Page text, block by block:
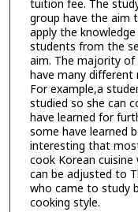
tuition fee. The
group have the aim
apply the
students from the
aim. The majority
have many different
For example,a
studied so she can
have learned for
some have learned
interesting that
cook Korean
can be adjusted to
who came to study
cooking style.